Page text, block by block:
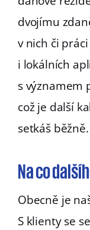
dvojímu
v nich či
i lokálních
s významem
což je další
setkáš běžně.
Na co
Obecně je
S klienty se